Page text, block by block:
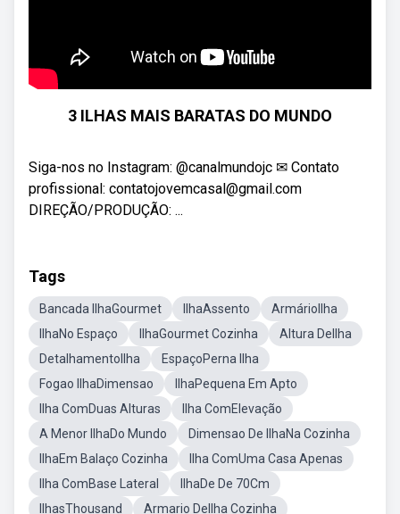
3 ILHAS MAIS BARATAS DO MUNDO
Siga-nos no Instagram: @canalmundojc ✉ Contato
profissional: contatojovemcasal@gmail.com
DIREÇÃO/PRODUÇÃO: ...
Tags
Bancada IlhaGourmet IlhaAssento
ArmárioIlha
IlhaNo Espaço
IlhaGourmet Cozinha
Altura DeIlha
DetalhamentoIlha
EspaçoPerna Ilha
Fogao IlhaDimensao
IlhaPequena Em Apto
Ilha ComDuas Alturas
Ilha ComElevação
A Menor IlhaDo Mundo
Dimensao De IlhaNa Cozinha
IlhaEm Balaço Cozinha
Ilha ComUma Casa Apenas
Ilha ComBase Lateral
IlhaDe De 70Cm
IlhasThousand
Armario DeIlha Cozinha